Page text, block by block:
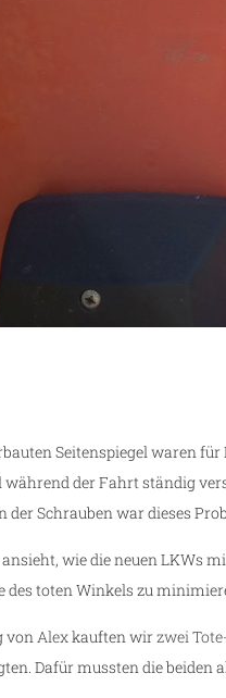
Seitenspiegel waren
während der Fahrt ständig
der Schrauben war dieses
wie die neuen LKWs
des toten Winkels zu
vonAlexkauften wirzwei
Dafür mussten die beiden